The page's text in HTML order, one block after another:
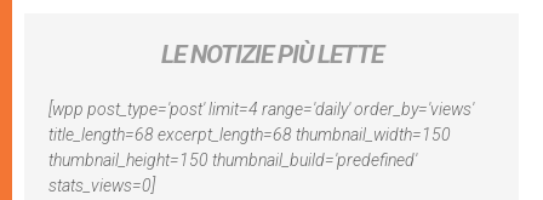
LE NOTIZIE PIÙ LETTE
[wpp post_type='post' limit=4 range='daily' order_by='views'
title_length=68 excerpt_length=68 thumbnail_width=150
thumbnail_height=150 thumbnail_build='predefined'
stats_views=0]